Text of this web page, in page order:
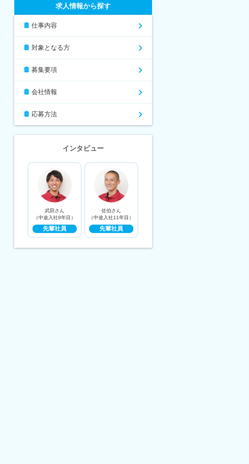
求人情報から探す
仕事内容
対象となる方
募集要項
会社情報
応募方法
インタビュー
武田さん
（中途入社9年目）
先輩社員
佐伯さん
（中途入社11年目）
先輩社員